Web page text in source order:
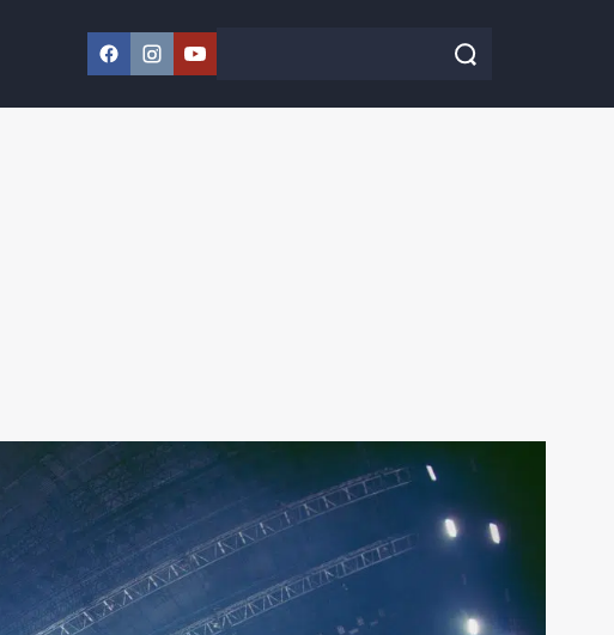
Facebook
Instagram
YouTube
Szukaj w serwisie Szukaj